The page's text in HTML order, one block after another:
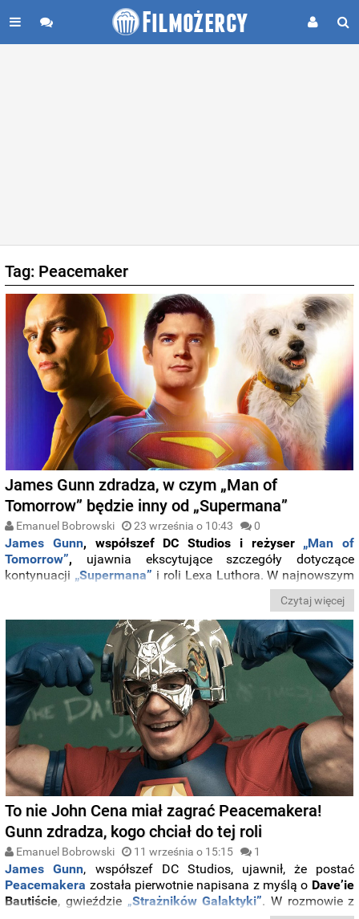
Tag: Peacemaker
James Gunn zdradza, w czym „Man of
Tomorrow” będzie inny od „Supermana”
Emanuel Bobrowski 23 września o 10:43 0
James Gunn, współszef DC Studios i reżyser „Man of
Tomorrow”, ujawnia ekscytujące szczegóły dotyczące
kontynuacji „Supermana” i roli Lexa Luthora. W najnowszym
że film będzie różnił się tonem
od wcześniejszych przygód Clarka Kenta i że chce zgłębić
„bohaterską” stronę Luthora, którą dotychczas nie
ukazywano w pełni.
Czytaj więcej
To nie John Cena miał zagrać Peacemakera!
Gunn zdradza, kogo chciał do tej roli
Emanuel Bobrowski 11 września o 15:15 1
James Gunn, współszef DC Studios, ujawnił, że postać
Peacemakera została pierwotnie napisana z myślą o Dave’ie
Bautiście, gwieździe „Strażników Galaktyki”. W rozmowie z